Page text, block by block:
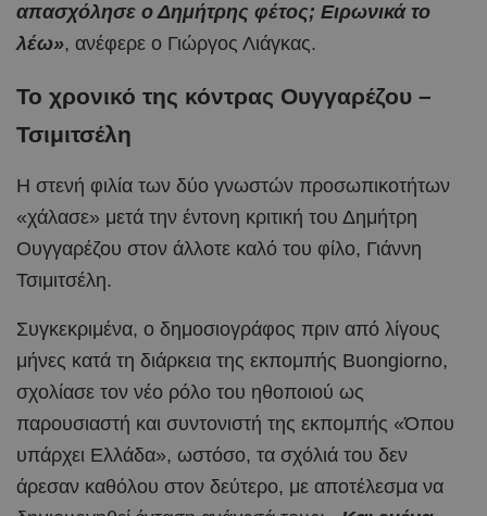
απασχόλησε ο Δημήτρης φέτος; Ειρωνικά το
λέω», ανέφερε ο Γιώργος Λιάγκας.
Το χρονικό της κόντρας Ουγγαρέζου –
Τσιμιτσέλη
Η στενή φιλία των δύο γνωστών προσωπικοτήτων
«χάλασε» μετά την έντονη κριτική του Δημήτρη
Ουγγαρέζου στον άλλοτε καλό του φίλο, Γιάννη
Τσιμιτσέλη.
Συγκεκριμένα, ο δημοσιογράφος πριν από λίγους
μήνες κατά τη διάρκεια της εκπομπής Buongiorno,
σχολίασε τον νέο ρόλο του ηθοποιού ως
παρουσιαστή και συντονιστή της εκπομπής «Όπου
υπάρχει Ελλάδα», ωστόσο, τα σχόλιά του δεν
άρεσαν καθόλου στον δεύτερο, με αποτέλεσμα να